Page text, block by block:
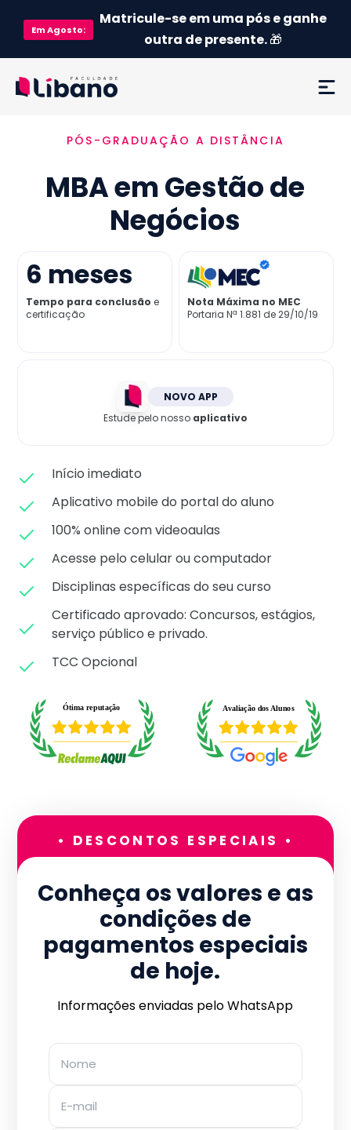
EmAgosto:
Matricule-se em uma pós e ganhe
outra de presente.🎁
Ementa
Como funciona
Credenciamento MEC
Preço
Já sou aluno
PÓS-GRADUAÇÃO A DISTÂNCIA
MBA em Gestão de
Negócios
6 meses
Tempo para conclusão e
certificação
Nota Máxima no MEC
Portaria Nª 1.881 de 29/10/19
NOVO APP
Estude pelo nosso aplicativo
Início imediato
Aplicativo mobile do portal do aluno
100% online com videoaulas
Acesse pelo celular ou computador
Disciplinas específicas do seu curso
Certificado aprovado: Concursos, estágios,
serviço público e privado.
TCC Opcional
• DESCONTOS ESPECIAIS •
Conheça os valores e as
condições de
pagamentos especiais
de hoje.
Informações enviadas pelo WhatsApp